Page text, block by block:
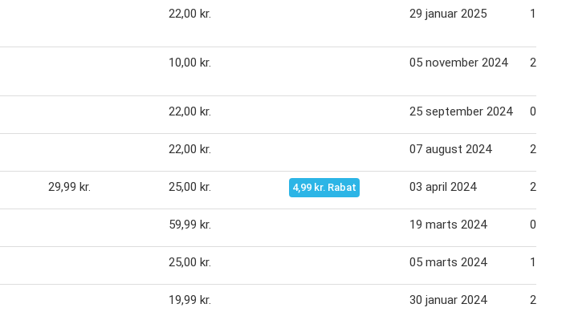
22,00 kr. 29 januar 2025 18
10,00 kr. 05 november 2024 26
22,00 kr. 25 september 2024 08
22,00 kr. 07 august 2024 20
29,99 kr. 25,00 kr. 4,99 kr. Rabat 03 april 2024 23
59,99 kr. 19 marts 2024 02
25,00 kr. 05 marts 2024 19
19,99 kr. 30 januar 2024 20